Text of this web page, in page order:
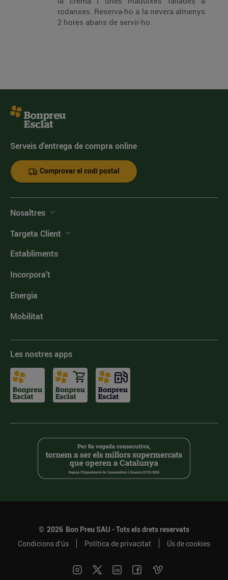
rodanxes. Reserva-ho a la nevera almenys
2 hores abans de servir-ho.
Serveis d'entrega de compra online
Comprovar el codi postal
Nosaltres
Targeta Client
Establiments
Incorpora't
Energia
Mobilitat
Les nostres apps
© 2026 Bon Preu SAU - Tots els drets reservats
Condicions d’ús
Política de privacitat Ús de cookies